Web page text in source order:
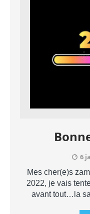
6
Mes cher(e)s
2022, je vais
avant tout…la